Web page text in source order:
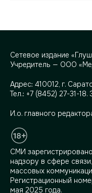
Сетевое издание
Учредитель — ООО
Адрес: 410012, г.
Тел.: +7 (8452) 27-31-18.
И.о. главного
СМИ
надзору в сфере
массовых
Регистрационный
мая 2025 года.